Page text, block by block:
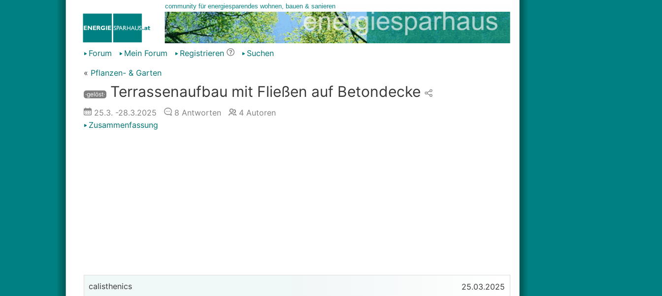
Forum Mein Forum Registrieren
Suchen
« Pflanzen- & Garten
·gelöst· Terrassenaufbau mit Fließen auf Betondecke
25.3. -28.3.2025 8 Antworten 4Autoren
Zusammenfassung
calisthenics 25.03.2025